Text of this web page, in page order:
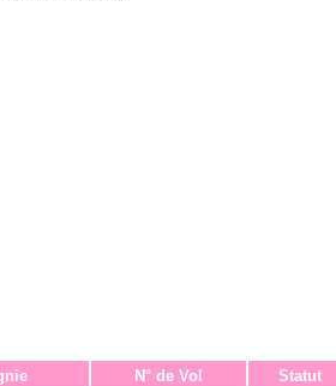
N° de Vol Statut